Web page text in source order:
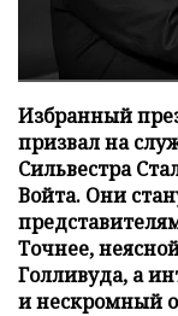
Избранный
призвал на
Сильвестра
Войта. Они
Точнее,
Голливуда, а
и нескромный